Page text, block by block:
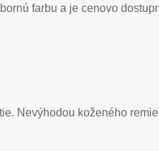
farbu a je cenovo
Nevýhodou koženého